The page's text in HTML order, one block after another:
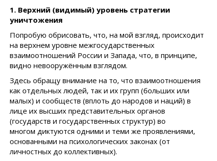
1. Верхний (видимый) уровень стратегии
уничтожения
Попробую обрисовать, что, на мой взгляд, происходит
на верхнем уровне межгосударственных
взаимоотношений России и Запада, что, в принципе,
видно невооружённым взглядом.
Здесь обращу внимание на то, что взаимоотношения
как отдельных людей, так и их групп (больших или
малых) и сообществ (вплоть до народов и наций) в
лице их высших представительных органов
(государств и государственных структур) во
многом диктуются одними и теми же проявлениями,
основанными на психологических законах (от
личностных до коллективных).